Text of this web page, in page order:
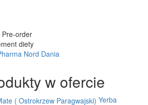
Pre-order
diety
Nord Dania
w ofercie
Yerba